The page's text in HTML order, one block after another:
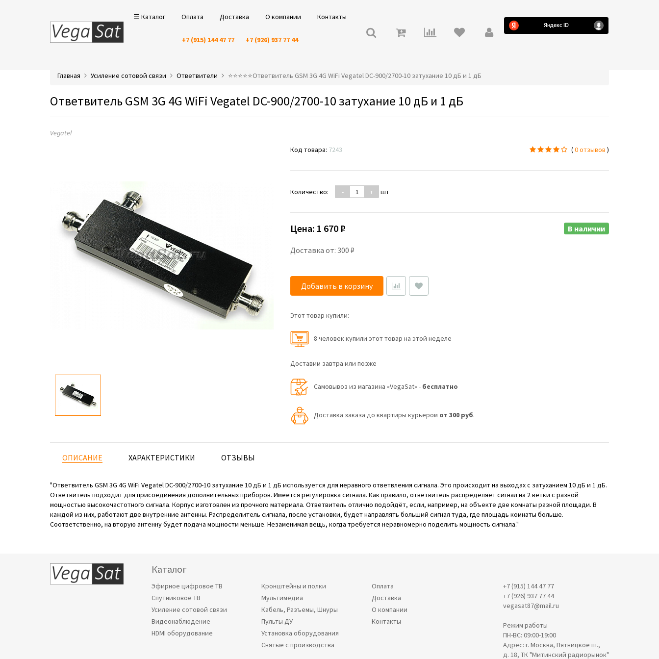
☰ Каталог Оплата Доставка О компании Контакты
+7 (915) 144 47 77 +7 (926) 937 77 44
Главная Усиление сотовой связи Ответвители ⭐️⭐️⭐️⭐️⭐️Ответвитель GSM 3G 4G WiFi Vegatel DC-900/2700-10 затухание 10 дБ и 1 дБ
Ответвитель GSM 3G 4G WiFi Vegatel DC-900/2700-10 затухание 10 дБ и 1 дБ
Vegatel
Код товара: 7243 (0 отзывов )
Количество: - + шт
Цена: 1 670 ₽
Доставка от: 300 ₽
В наличии
Добавить в корзину
Этот товар купили:
8 человек купили этот товар на этой неделе
Доставим завтра или позже
Самовывоз из магазина «VegaSat» - бесплатно
Доставка заказа до квартиры курьером от 300 руб.
ОПИСАНИЕ ХАРАКТЕРИСТИКИ ОТЗЫВЫ
"Ответвитель GSM 3G 4G WiFi Vegatel DC-900/2700-10 затухание 10 дБ и 1 дБ используется для неравного ответвления сигнала. Это происходит на выходах с затуханием 10 дБ и 1 дБ.
Ответвитель подходит для присоединения дополнительных приборов. Имеется регулировка сигнала. Как правило, ответвитель распределяет сигнал на 2 ветки с разной
мощностью высокочастотного сигнала. Корпус изготовлен из прочного материала. Ответвитель отлично подойдёт, если, например, на объекте две комнаты разной площади. В
каждой из них, работают две внутренние антенны. Распределитель сигнала, после установки, будет направлять больший сигнал туда, где площадь комнаты больше.
Соответственно, на вторую антенну будет подача мощности меньше. Незаменимая вещь, когда требуется неравномерно поделить мощность сигнала."
Каталог
Эфирное цифровое ТВ
Спутниковое ТВ
Усиление сотовой связи
Видеонаблюдение
HDMI оборудование
Кронштейны и полки
Мультимедиа
Кабель, Разъемы, Шнуры
Пульты ДУ
Установка оборудования
Снятые с производства
Оплата
Доставка
О компании
Контакты
+7 (915) 144 47 77
+7 (926) 937 77 44
vegasat87@mail.ru
Режим работы
ПН-ВС: 09:00-19:00
Адрес: г. Москва, Пятницкое ш.,
д. 18, ТК "Митинский радиорынок"